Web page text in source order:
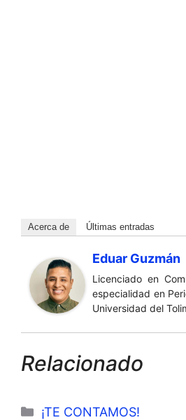
Acerca de Últimas entradas
Eduar Guzmán
Licenciado en
especialidad en
Universidad del
Relacionado
Categorías
¡TE CONTAMOS!